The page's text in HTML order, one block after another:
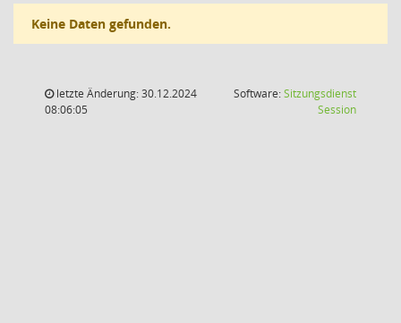
Keine Daten gefunden.
letzte Änderung: 30.12.2024
08:06:05
Software:Sitzungsdienst
Session(Wird in